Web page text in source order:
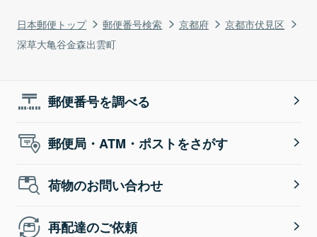
日本郵便トップ 郵便番号検索 京都府
京都市伏見区
深草大亀谷金森出雲町
郵便番号を調べる
郵便局・ATM・ポストをさがす
荷物のお問い合わせ
再配達のご依頼